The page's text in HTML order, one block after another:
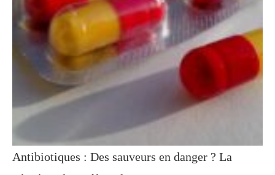
Antibiotiques : Des sauveurs en danger ? La